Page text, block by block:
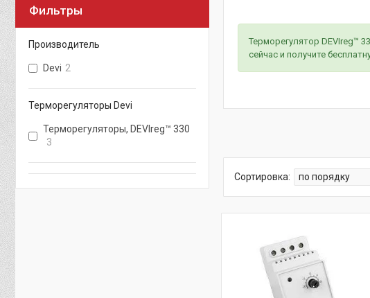
Терморегулятор DEVIreg™
сейчас и получите
Фильтры
Производитель
Devi 2
Терморегуляторы Devi
Терморегуляторы, DEVIreg™ 330
3